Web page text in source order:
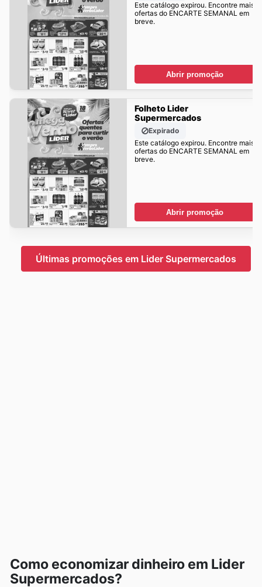
Este catálogo expirou. Encontre mais
ofertas do ENCARTE SEMANAL em
breve.
Abrir promoção
Folheto Lider
Supermercados
Expirado
Este catálogo expirou. Encontre mais
ofertas do ENCARTE SEMANAL em
breve.
Abrir promoção
Últimas promoções em Lider Supermercados
Como economizar dinheiro em Lider
Supermercados?